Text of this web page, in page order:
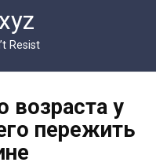
Resist
возраста у
пережить